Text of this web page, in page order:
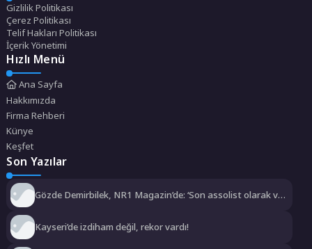
Gizlilik Politikası
Çerez Politikası
Telif Hakları Politikası
İçerik Yönetimi
Hızlı Menü
Ana Sayfa
Hakkımızda
Firma Rehberi
Künye
Keşfet
Son Yazılar
Gözde Demirbilek, NR1 Magazin’de: ‘Son assolist olarak var
Kayseri’de izdiham değil, rekor vardı!